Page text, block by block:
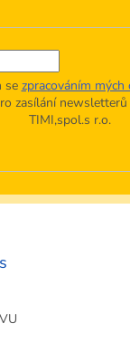
se zpracováním mých
zasílání
TIMI,spol.s r.o.